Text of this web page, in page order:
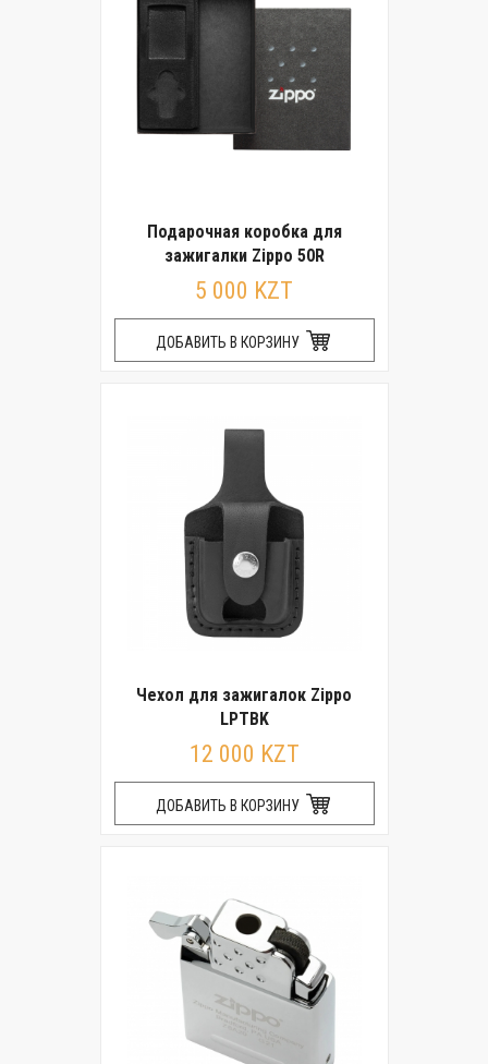
Подарочная коробка для
зажигалки Zippo 50R
5 000 KZT
ДОБАВИТЬ В КОРЗИНУ
Чехол для зажигалок Zippo
LPTBK
12 000 KZT
ДОБАВИТЬ В КОРЗИНУ